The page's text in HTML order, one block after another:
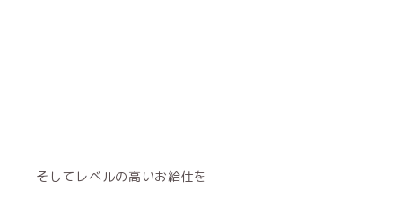
そしてレベルの高いお給仕を